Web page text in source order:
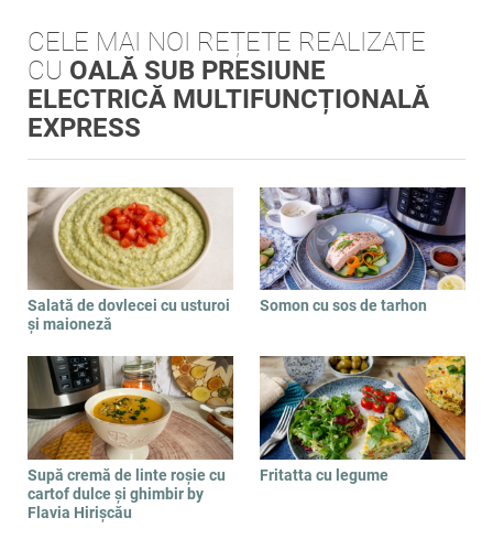
CELE MAI NOI REȚETE REALIZATE
CU OALĂ SUB PRESIUNE
ELECTRICĂ MULTIFUNCȚIONALĂ
EXPRESS
Salată de dovlecei cu usturoi
și maioneză
Somon cu sos de tarhon
Supă cremă de linte roșie cu
cartof dulce și ghimbir by
Flavia Hirișcău
Fritatta cu legume